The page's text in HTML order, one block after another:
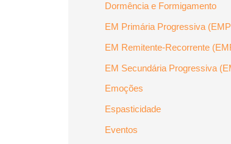
Dormência e Formigamento
EM Primária Progressiva
EM Remitente-Recorrente
EM Secundária Progressiva
Emoções
Espasticidade
Eventos